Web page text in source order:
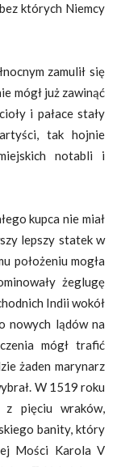
których Niemcy
zamulił się
mógł już zawinąć
i pałace stały
tak hojnie
notabli i
kupca nie miał
lepszy statek w
położeniu mogła
żeglugę
Indii wokół
nowych lądów na
mógł trafić
żaden marynarz
W 1519 roku
pięciu wraków,
banity, który
Mości Karola V